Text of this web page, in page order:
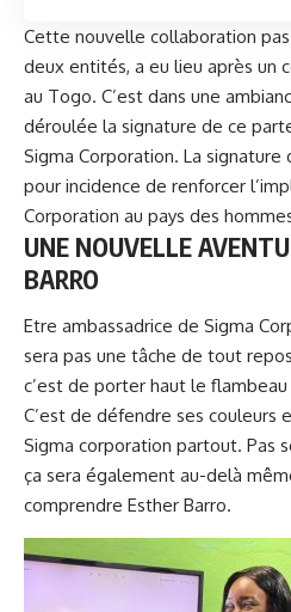
Cette nouvelle collaboration
deux entités, a eu lieu après un
au Togo. C’est dans une
déroulée la signature de ce
Sigma Corporation. La signature
pour incidence de renforcer
Corporation au pays des
UNE NOUVELLE
BARRO
Etre ambassadrice de Sigma
sera pas une tâche de tout
c’est de porter haut le
C’est de défendre ses couleurs
Sigma corporation partout. Pas
ça sera également au-delà
comprendre Esther Barro.